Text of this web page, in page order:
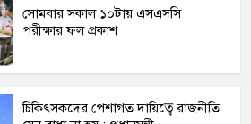
সোমবার সকাল ১০টায় এসএসসি
পরীক্ষার ফল প্রকাশ
চিকিৎসকদের পেশাগত দায়িত্বে রাজনীতি